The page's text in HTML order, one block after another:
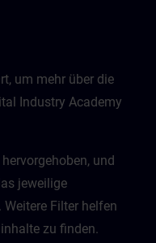
um mehr über die
Industry Academy
und
jeweilige
Filter helfen
zu finden.